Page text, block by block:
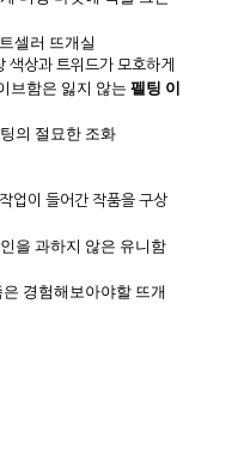
셀러 뜨개실
색상과 트위드가 모호하게
브함은 잃지 않는 펠팅 이
의 절묘한 조화
업이 들어간 작품을 구상
을 과하지 않은 유니함
경험해보아야할 뜨개